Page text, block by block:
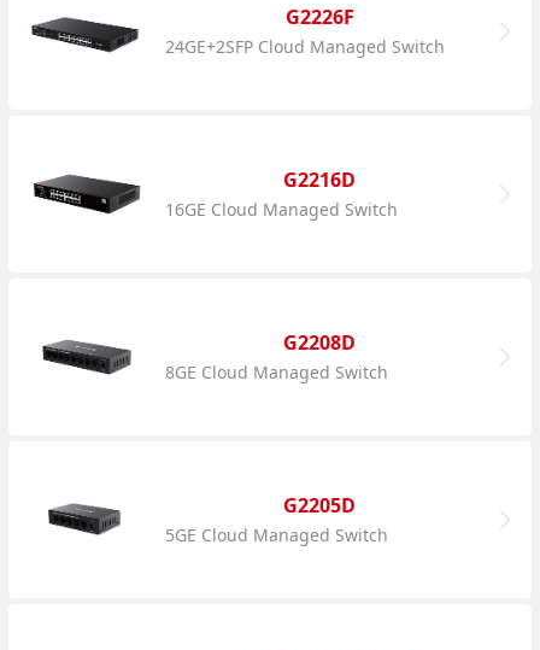
G2226F
24GE+2SFP Cloud Managed Switch
G2216D
16GE Cloud Managed Switch
G2208D
8GE Cloud Managed Switch
G2205D
5GE Cloud Managed Switch